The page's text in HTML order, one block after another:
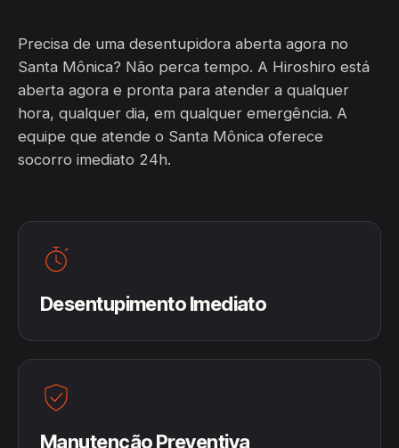
Precisa de uma desentupidora aberta agora no
Santa Mônica? Não perca tempo. A Hiroshiro está
aberta agora e pronta para atender a qualquer
hora, qualquer dia, em qualquer emergência. A
equipe que atende o Santa Mônica oferece
socorro imediato 24h.
Desentupimento Imediato
Manutenção Preventiva